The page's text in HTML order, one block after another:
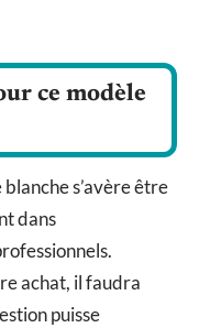
ce modèle
s’avère être
dans
achat, il faudra
puisse